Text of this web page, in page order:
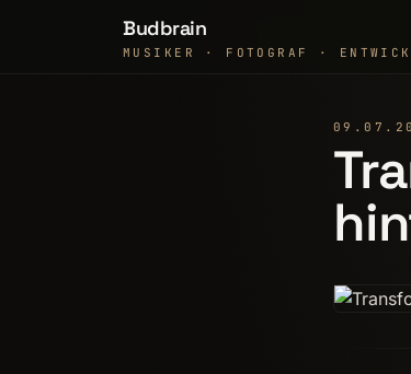
Budbrain
MUSIKER · FOTOGRAF ·